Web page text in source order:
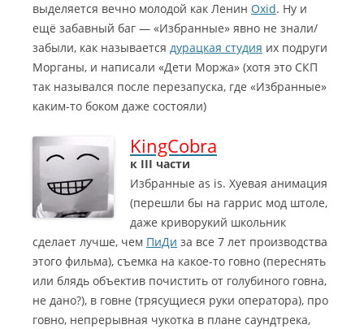
выделяется вечно молодой как Ленин Oxid. Ну и
ещё забавный баг — «Избранные» явно не знали/
забыли, как называется дурацкая студия их подруги
Морганы, и написали «Дети Моржа» (хотя это СКП
так назывался после перезапуска, где «Избранные»
каким-то боком даже состояли)
KingCobra
к III части
Избранные as is. Хуевая анимация
(перешли бы на гаррис мод штоле,
даже криворукий школьник
сделает лучше, чем ПиДи за все 7 лет производства
этого фильма), съемка на какое-то говно (переснять
или блядь объектив почистить от голубиного говна,
не дано?), в говне (трясущиеся руки оператора), про
говно, непрерывная чукотка в плане саундтрека,